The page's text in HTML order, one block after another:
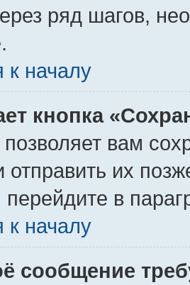
ряд шагов,
к началу
кнопка
вам
отправить их
в
к началу
сообщение